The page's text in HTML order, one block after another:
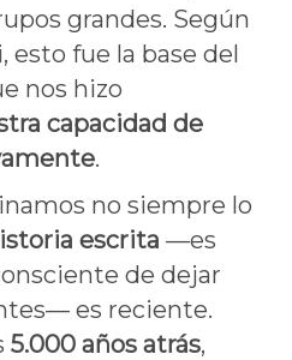
grandes. Según
esto fue la base del
nos hizo
capacidad de
.
no siempre lo
escrita —es
de dejar
es reciente.
5.000 años atrás,